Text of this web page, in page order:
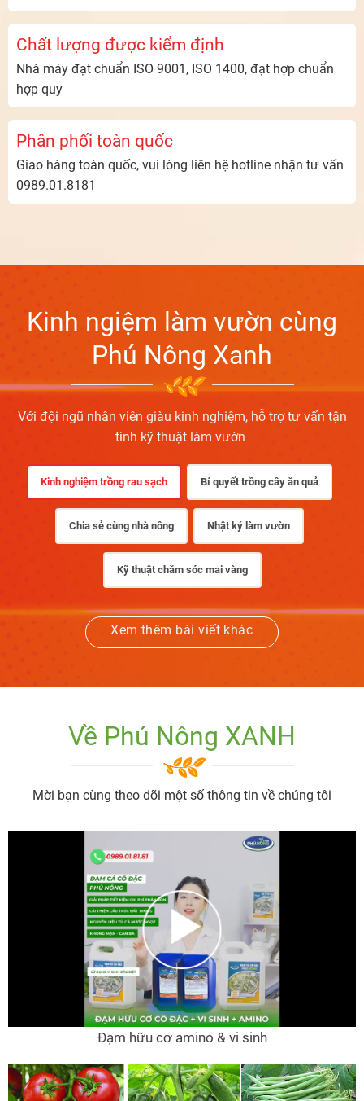
Chất lượng được kiểm định
Nhà máy đạt chuẩn ISO 9001, ISO 1400, đạt hợp chuẩn
hợp quy
Phân phối toàn quốc
Giao hàng toàn quốc, vui lòng liên hệ hotline nhận tư vấn
0989.01.8181
Kinh ngiệm làm vườn cùng
Phú Nông Xanh
Với đội ngũ nhân viên giàu kinh nghiệm, hỗ trợ tư vấn tận
tình kỹ thuật làm vườn
Kinh nghiệm trồng rau sạch Bí quyết trồng cây ăn quả
Chia sẻ cùng nhà nông Nhật ký làm vườn
Kỹ thuật chăm sóc mai vàng
Xem thêm bài viết khác
Về Phú Nông XANH
Mời bạn cùng theo dõi một số thông tin về chúng tôi
Đạm hữu cơ amino & vi sinh